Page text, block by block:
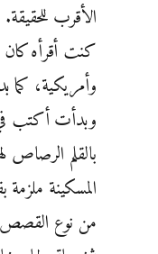
الأقرب
كنت أقرأه كان
وأمريكية، كما
وبدأت أكتب
بالقلم
المسكينة
من نوع القصص